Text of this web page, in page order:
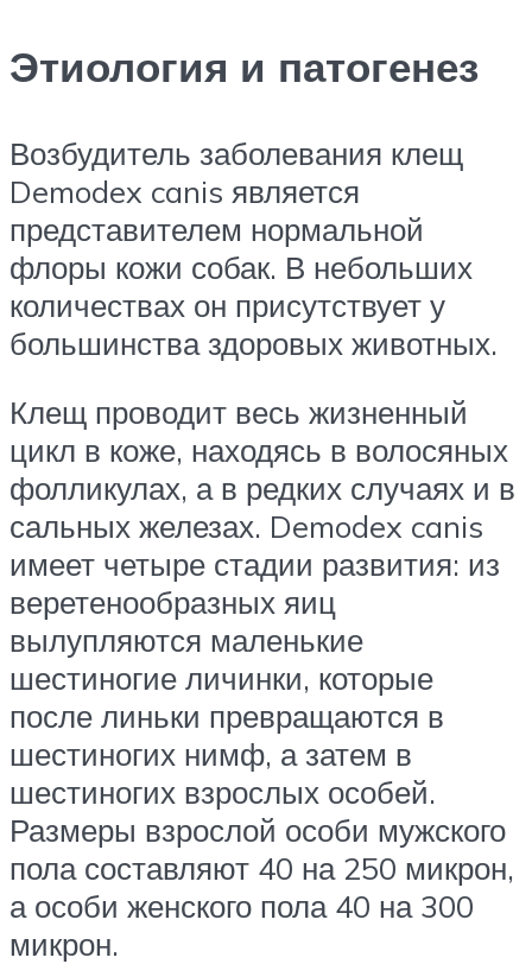
Этиология и патогенез
Возбудитель заболевания клещ
Demodex canis является
представителем нормальной
флоры кожи собак. В небольших
количествах он присутствует у
большинства здоровых животных.
Клещ проводит весь жизненный
цикл в коже, находясь в волосяных
фолликулах, а в редких случаях и в
сальных железах. Demodex canis
имеет четыре стадии развития: из
веретенообразных яиц
вылупляются маленькие
шестиногие личинки, которые
после линьки превращаются в
шестиногих нимф, а затем в
шестиногих взрослых особей.
Размеры взрослой особи мужского
пола составляют 40 на 250 микрон,
а особи женского пола 40 на 300
микрон.